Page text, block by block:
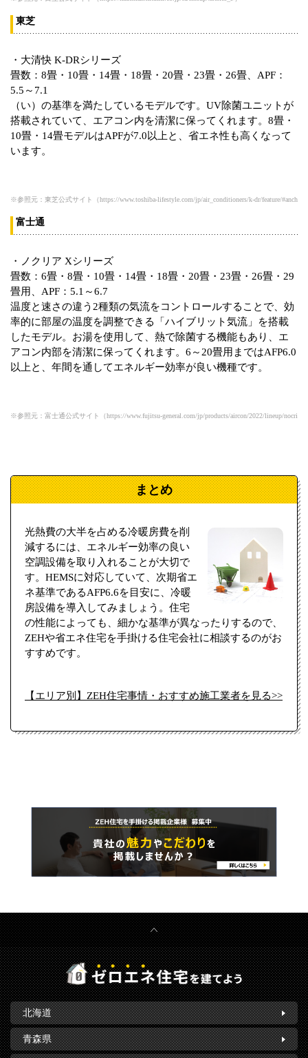
東芝
・大清快 K-DRシリーズ
畳数：8畳・10畳・14畳・18畳・20畳・23畳・26畳、APF：
5.5～7.1
（い）の基準を満たしているモデルです。UV除菌ユニットが
搭載されていて、エアコン内を清潔に保ってくれます。8畳・
10畳・14畳モデルはAPFが7.0以上と、省エネ性も高くなって
います。
※参照元：東芝公式サイト（https://www.toshiba-lifestyle.com/jp/air_conditioners/k-dr/feature/#anchor-
富士通
・ノクリア Xシリーズ
畳数：6畳・8畳・10畳・14畳・18畳・20畳・23畳・26畳・29
畳用、APF：5.1～6.7
温度と速さの違う2種類の気流をコントロールすることで、効
率的に部屋の温度を調整できる「ハイブリット気流」を搭載
したモデル。お湯を使用して、熱で除菌する機能もあり、エ
アコン内部を清潔に保ってくれます。6～20畳用まではAFP6.0
以上と、年間を通してエネルギー効率が良い機種です。
※参照元：富士通公式サイト（https://www.fujitsu-general.com/jp/products/aircon/2022/lineup/nocria-
まとめ
光熱費の大半を占める冷暖房費を削
減するには、エネルギー効率の良い
空調設備を取り入れることが大切で
す。HEMSに対応していて、次期省エ
ネ基準であるAFP6.6を目安に、冷暖
房設備を導入してみましょう。住宅
の性能によっても、細かな基準が異なったりするので、
ZEHや省エネ住宅を手掛ける住宅会社に相談するのがお
すすめです。
【エリア別】ZEH住宅事情・おすすめ施工業者を見る>>
北海道
青森県